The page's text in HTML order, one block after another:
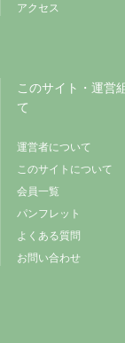
アクセス
このサイト・運営
て
運営者について
このサイトについて
会員一覧
パンフレット
よくある質問
お問い合わせ